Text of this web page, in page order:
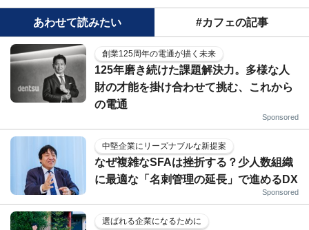
あわせて読みたい #カフェの記事
創業125周年の電通が描く未来
125年磨き続けた課題解決力。多様な人
財の才能を掛け合わせて挑む、これから
の電通
Sponsored
中堅企業にリーズナブルな新提案
なぜ複雑なSFAは挫折する？少人数組織
に最適な「名刺管理の延長」で進めるDX
Sponsored
選ばれる企業になるために